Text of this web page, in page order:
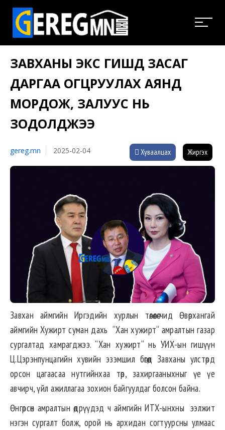
ЗАВХАНЫ ЭКС ГИШҮҮД ЗАСАГ
ДАРГАА ОГЦРУУЛАХ АЯНД
МОРДОЖ, ЗАЛУУС НЬ
ЗОДОЛДЖЭЭ
gereg.mn 2025-02-04 Хуваалцах Жиргэх
Завхан аймгийн Иргэдийн хурлын төлөөлөгчид Өвөрхангай
аймгийн Хужирт суман дахь “Хан хужирт“ амралтын газар
сургалтад хамрагджээ. “Хан хужирт“ нь УИХ-ын гишүүн
Ц.Цэрэнпунцагийн хувийн эзэмшил бөгөөд Завханы улстөрд
орсон цагаасаа нутгийнхаа төр, захиргааныхныг үе үе
авчирч, үйл ажиллагаа зохион байгуулдаг болсон байна.
Өнгөрсөн амралтын өдрүүдэд ч аймгийн ИТХ-ынхны ээлжит
нэгэн сургалт болж, орой нь архидан согтуурсны улмаас